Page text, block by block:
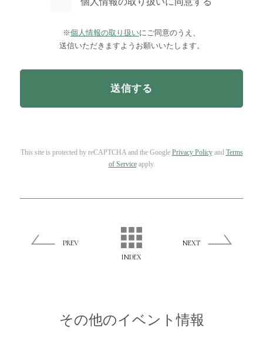
※個人情報の取り扱いにご同意のうえ、
送信いただきますようお願いいたします。
This site is protected by reCAPTCHA and the Google Privacy Policyand Terms
of Serviceapply.
PREV
INDEX
NEXT
その他のイベント情報